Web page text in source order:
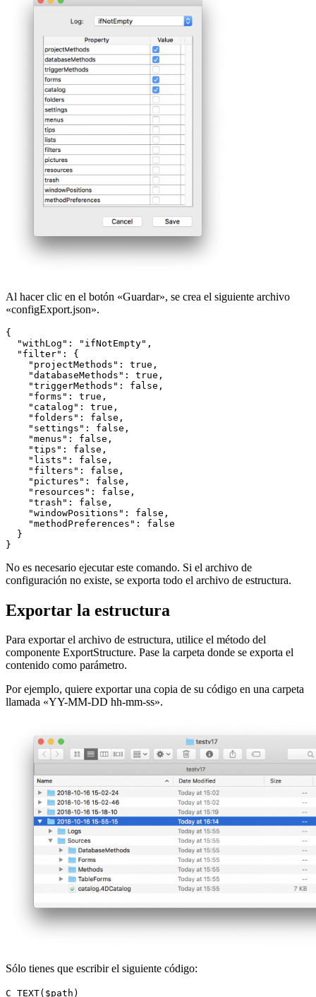
Al hacer clic en el botón «Guardar», se crea el siguiente archivo
«configExport.json».
{
  "withLog": "ifNotEmpty",
  "filter": {
    "projectMethods": true,
    "databaseMethods": true,
    "triggerMethods": false,
    "forms": true,
    "catalog": true,
    "folders": false,
    "settings": false,
    "menus": false,
    "tips": false,
    "lists": false,
    "filters": false,
    "pictures": false,
    "resources": false,
    "trash": false,
    "windowPositions": false,
    "methodPreferences": false
  }
No es necesario ejecutar este comando. Si el archivo de
configuración no existe, se exporta todo el archivo de estructura.
Exportar la estructura
Para exportar el archivo de estructura, utilice el método del
componente ExportStructure. Pase la carpeta donde se exporta el
contenido como parámetro.
Por ejemplo, quiere exportar una copia de su código en una carpeta
llamada «YY-MM-DD hh-mm-ss».
Sólo tienes que escribir el siguiente código:
C_TEXT( $path )